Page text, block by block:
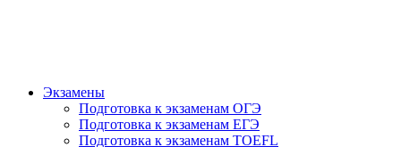
Экзамены
Подготовка к экзаменам ОГЭ
Подготовка к экзаменам ЕГЭ
Подготовка к экзаменам TOEFL